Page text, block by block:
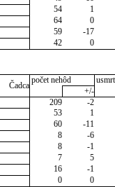
54
1
64
0
59
-17
42 0
Čadca
počet nehôd
+/-
209
-2
53
1
60
-11
8
-6
8
-1
7
5
16
-1
0 0